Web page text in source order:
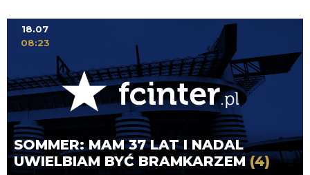
SOMMER: MAM 37 LAT I NADAL
UWIELBIAM BYĆ BRAMKARZEM(4)
18.07
08:23